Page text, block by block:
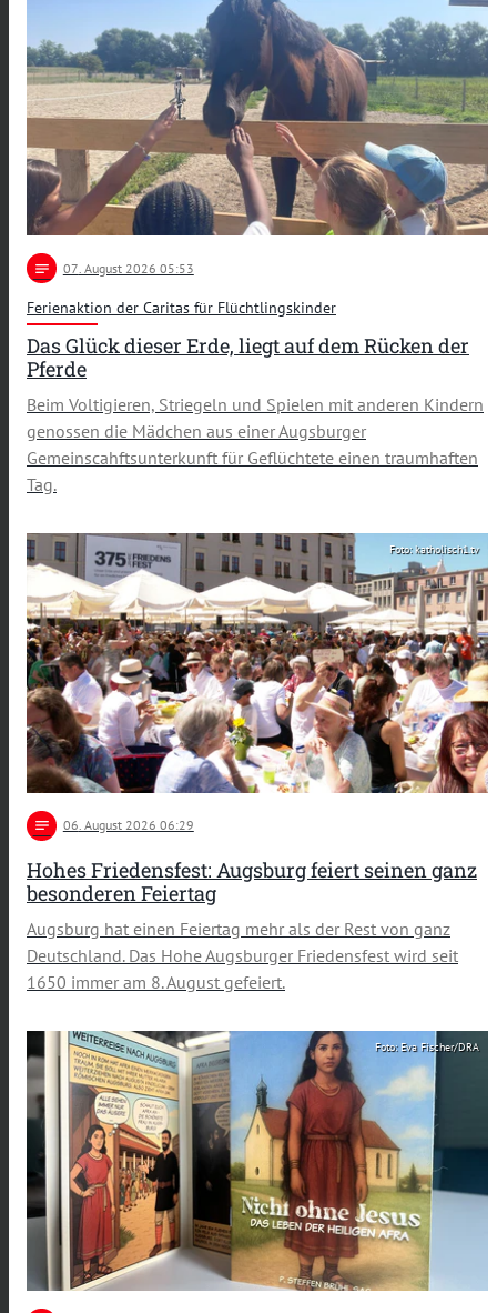
notes 07 . August 2026 05:53
Ferienaktion der Caritas für Flüchtlingskinder
Das Glück dieser Erde, liegt auf dem Rücken der
Pferde
Beim Voltigieren, Striegeln und Spielen mit anderen Kindern
genossen die Mädchen aus einer Augsburger
Gemeinscahftsunterkunft für Geflüchtete einen traumhaften
Tag.
Foto: katholisch1.tv
notes 06. August 2026 06:29
Hohes Friedensfest: Augsburg feiert seinen ganz
besonderen Feiertag
Augsburg hat einen Feiertag mehr als der Rest von ganz
Deutschland. Das Hohe Augsburger Friedensfest wird seit
1650 immer am 8. August gefeiert.
Foto: Eva Fischer/DRA